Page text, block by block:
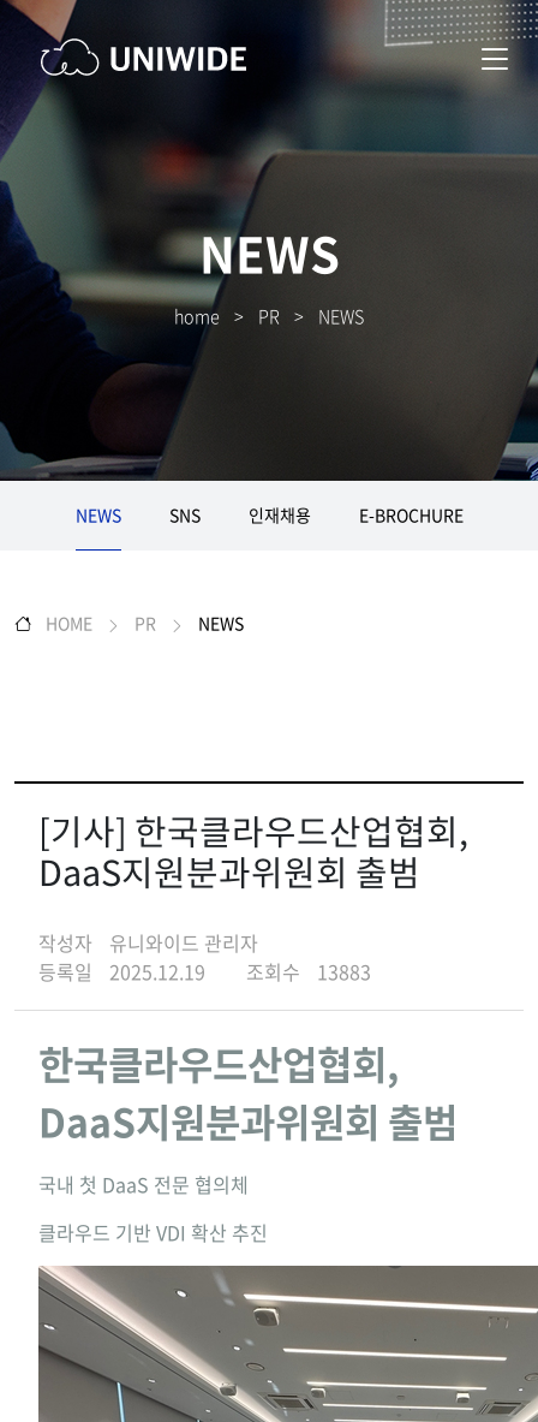
NEWS
home > PR > NEWS
NEWS SNS 인재채용 E-BROCHURE
HOME PR NEWS
[기사] 한국클라우드산업협회,
DaaS지원분과위원회 출범
작성자
유니와이드 관리자
등록일
2025.12.19 조회수 13883
한국클라우드산업협회,
DaaS지원분과위원회 출범
국내 첫 DaaS 전문 협의체
클라우드 기반 VDI 확산 추진